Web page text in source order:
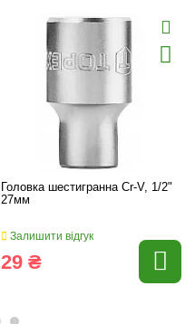
Головка шестигранна Cr-V, 1/2"
27мм
Залишити відгук
29 ₴